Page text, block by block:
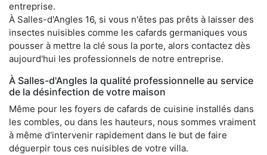
entreprise.
À Salles-d'Angles 16, si vous n'êtes pas prêts à laisser des
insectes nuisibles comme les cafards germaniques vous
pousser à mettre la clé sous la porte, alors contactez dès
aujourd'hui les professionnels de notre entreprise.
À Salles-d'Angles la qualité professionnelle au service
de la désinfection de votre maison
Même pour les foyers de cafards de cuisine installés dans
les combles, ou dans les hauteurs, nous sommes vraiment
à même d'intervenir rapidement dans le but de faire
déguerpir tous ces nuisibles de votre villa.